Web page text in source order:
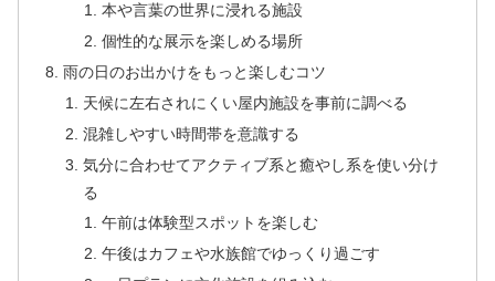
本や言葉の世界に浸れる施設
個性的な展示を楽しめる場所
雨の日のお出かけをもっと楽しむコツ
天候に左右されにくい屋内施設を事前に調べる
混雑しやすい時間帯を意識する
気分に合わせてアクティブ系と癒やし系を使い分け
る
午前は体験型スポットを楽しむ
午後はカフェや水族館でゆっくり過ごす